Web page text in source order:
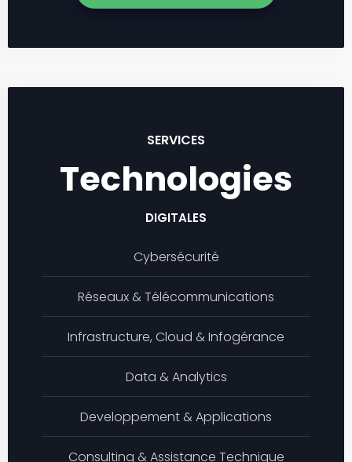
SERVICES
Technologies
DIGITALES
Cybersécurité
Réseaux & Télécommunications
Infrastructure, Cloud & Infogérance
Data & Analytics
Developpement & Applications
Consulting & Assistance Technique